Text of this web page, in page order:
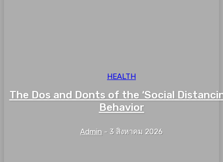
HEALTH
The Dos and Donts of the ‘Social
Behavior
Admin - 3 สิงหาคม 2026